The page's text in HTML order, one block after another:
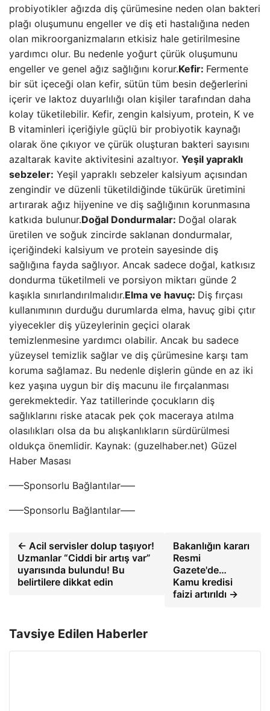
probiyotikler ağızda diş çürümesine neden olan bakteri
plağı oluşumunu engeller ve diş eti hastalığına neden
olan mikroorganizmaların etkisiz hale getirilmesine
yardımcı olur. Bu nedenle yoğurt çürük oluşumunu
engeller ve genel ağız sağlığını korur.Kefir: Fermente
bir süt içeceği olan kefir, sütün tüm besin değerlerini
içerir ve laktoz duyarlılığı olan kişiler tarafından daha
kolay tüketilebilir. Kefir, zengin kalsiyum, protein, K ve
B vitaminleri içeriğiyle güçlü bir probiyotik kaynağı
olarak öne çıkıyor ve çürük oluşturan bakteri sayısını
azaltarak kavite aktivitesini azaltıyor. Yeşil yapraklı
sebzeler: Yeşil yapraklı sebzeler kalsiyum açısından
zengindir ve düzenli tüketildiğinde tükürük üretimini
artırarak ağız hijyenine ve diş sağlığının korunmasına
katkıda bulunur.Doğal Dondurmalar: Doğal olarak
üretilen ve soğuk zincirde saklanan dondurmalar,
içeriğindeki kalsiyum ve protein sayesinde diş
sağlığına fayda sağlıyor. Ancak sadece doğal, katkısız
dondurma tüketilmeli ve porsiyon miktarı günde 2
kaşıkla sınırlandırılmalıdır.Elma ve havuç: Diş fırçası
kullanımının durduğu durumlarda elma, havuç gibi çıtır
yiyecekler diş yüzeylerinin geçici olarak
temizlenmesine yardımcı olabilir. Ancak bu sadece
yüzeysel temizlik sağlar ve diş çürümesine karşı tam
koruma sağlamaz. Bu nedenle dişlerin günde en az iki
kez yaşına uygun bir diş macunu ile fırçalanması
gerekmektedir. Yaz tatillerinde çocukların diş
sağlıklarını riske atacak pek çok maceraya atılma
olasılıkları olsa da bu alışkanlıkların sürdürülmesi
oldukça önemlidir. Kaynak: (guzelhaber.net) Güzel
Haber Masası
—–Sponsorlu Bağlantılar—–
—–Sponsorlu Bağlantılar—–
← Acil servisler dolup taşıyor!
Uzmanlar “Ciddi bir artış var”
uyarısında bulundu! Bu
belirtilere dikkat edin
Bakanlığın kararı
Resmi
Gazete'de…
Kamu kredisi
faizi artırıldı →
Tavsiye Edilen Haberler